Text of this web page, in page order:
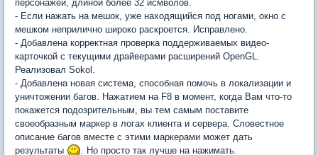
персонажей, длиной более 32 исмволов.
- Если нажать на мешок, уже находящийся под ногами, окно с
мешком неприлично широко раскроется. Исправлено.
- Добавлена корректная проверка поддерживаемых видео-
карточкой с текущими драйверами расширений OpenGL.
Реализовал Sokol.
- Добавлена новая система, способная помочь в локализации и
уничтожении багов. Нажатием на F8 в момент, когда Вам что-то
покажется подозрительным, вы тем самым поставите
своеобразным маркер в логах клиента и сервера. Словестное
описание багов вместе с этими маркерами может дать
результаты
. Но просто так лучше на нажимать.